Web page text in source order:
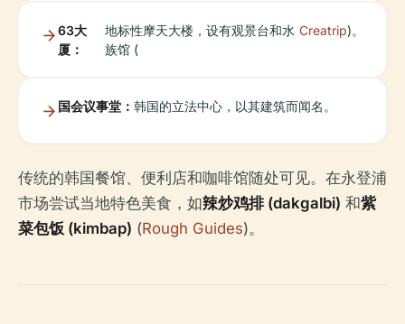
63大
厦：
地标性摩天大楼，设有观景台和水
族馆 (
Creatrip)。
国会议事堂： 韩国的立法中心，以其建筑而闻名。
传统的韩国餐馆、便利店和咖啡馆随处可见。在永登浦
市场尝试当地特色美食，如辣炒鸡排 (dakgalbi) 和紫
菜包饭 (kimbap) (Rough Guides)。